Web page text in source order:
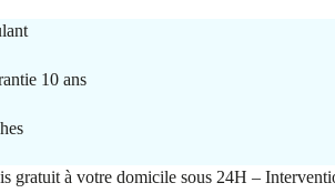
10 ans
gratuit à votre domicile sous 24H –